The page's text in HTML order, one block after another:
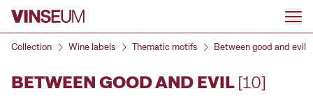
Go to content
Collection Wine labels Thematic motifs Between good and evil
BETWEEN GOOD AND EVIL[10]